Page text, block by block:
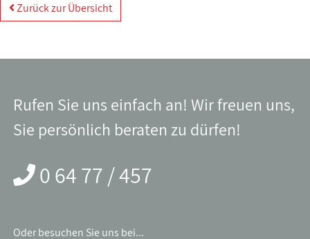
Zurück zur Übersicht
Rufen Sie uns einfach an! Wir freuen uns,
Sie persönlich beraten zu dürfen!
0 64 77 / 457
Oder besuchen Sie uns bei...